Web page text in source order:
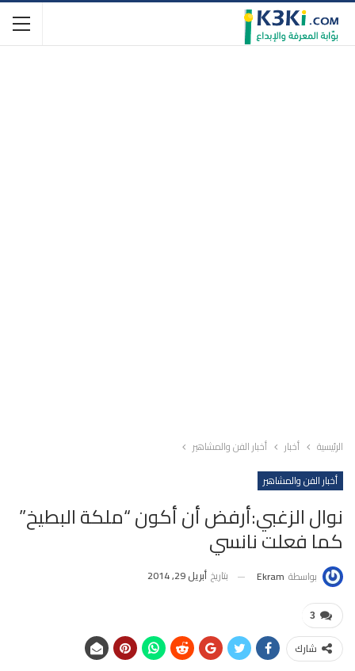
الرئيسية أخبار
أخبار الفن والمشاهير
أخبار الفن والمشاهير
نوال الزغبي:أرفض أن أكون “ملكة البطيخ”
كما فعلت نانسي
بواسطة Ekram بتاريخ أبريل 29, 2014
3
شارك